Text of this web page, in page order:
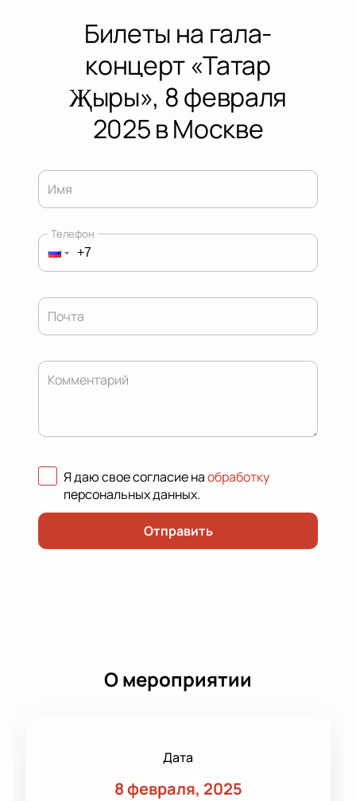
Билеты на гала-
концерт «Татар
Җыры», 8 февраля
2025 в Москве
Имя
Телефон
Почта
Комментарий
Я даю свое согласие наобработку
персональных данных.
Отправить
О мероприятии
Дата
8 февраля, 2025